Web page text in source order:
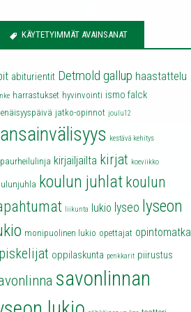
KÄYTETYIMMÄT AVAINSANAT
abiturientit Detmold gallup haastattelu
harrastukset hyvinvointi ismo falck
jatko-opinnot joulu12
kestävä kehitys
kirjailjailta kirjat koeviikko
koulun juhlat koulun
liikunta lukio lyseo lyseon
monipuolinen lukio opettajat opintomatka
oppilaskunta penkkarit piirustus
savonlinnan